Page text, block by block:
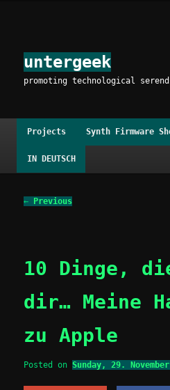
content
untergeek
promoting technological
Projects Synth Firmware
IN DEUTSCH
Post
← Previous
10 Dinge,
dir… Meine
zu Apple
Posted onSunday, 29.